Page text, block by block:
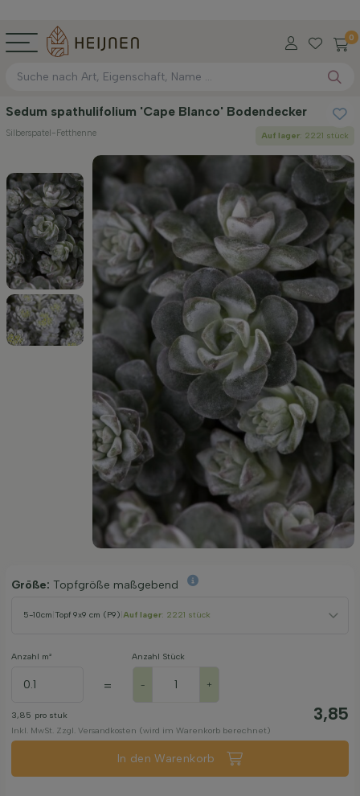
0
Sedum spathulifolium 'Cape Blanco' Bodendecker
Silberspatel-Fetthenne Auf lager: 2221 stück
Größe: Topfgröße maßgebend
5-10cm Topf 9x9 cm (P9) Auf lager: 2221 stück
Anzahl m²
=
Anzahl Stück
- +
3,85 pro stuk 3,85
Inkl. MwSt. Zzgl. Versandkosten (wird im Warenkorb berechnet)
In den Warenkorb